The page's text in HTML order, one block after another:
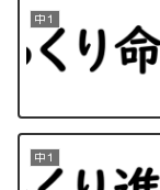
中１
中１